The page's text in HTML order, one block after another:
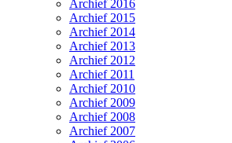
Archief 2016
Archief 2015
Archief 2014
Archief 2013
Archief 2012
Archief 2011
Archief 2010
Archief 2009
Archief 2008
Archief 2007